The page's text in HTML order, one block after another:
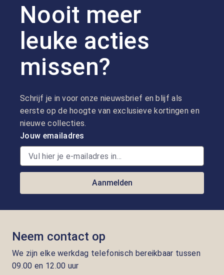
Nooit meer
leuke acties
missen?
Schrijf je in voor onze nieuwsbrief en blijf als
eerste op de hoogte van exclusieve kortingen en
nieuwe collecties.
Jouw emailadres
Aanmelden
Neem contact op
We zijn elke werkdag telefonisch bereikbaar tussen
09.00 en 12.00 uur